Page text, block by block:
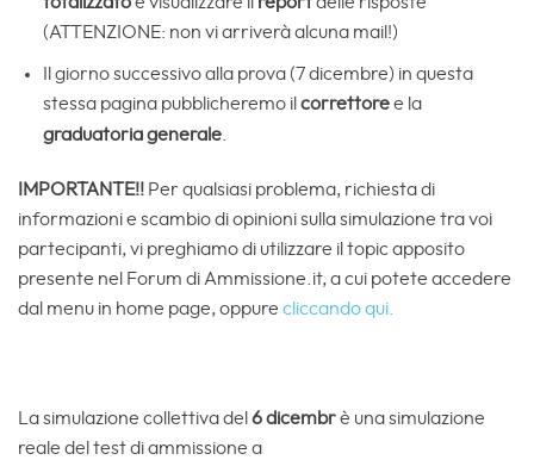
(ATTENZIONE: non vi arriverà alcuna mail!)
Il giorno successivo alla prova (7 dicembre) in questa
stessa pagina pubblicheremo il correttoree la
graduatoria generale.
IMPORTANTE!! Per qualsiasi problema, richiesta di
informazioni e scambio di opinioni sulla simulazione tra voi
partecipanti, vi preghiamo di utilizzare il topic apposito
presente nel Forum di Ammissione.it, a cui potete accedere
dal menu in home page, oppure cliccando qui.
La simulazione collettiva del 6 dicembrè una simulazione
reale del test di ammissione a